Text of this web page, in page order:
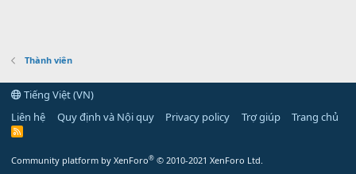
Thành viên
Tiếng Việt (VN)
Liên hệ
Quy định và Nội quy Privacy policy Trợ giúp Trang chủ
R
Community platform by XenForo® © 2010-2021 XenForo Ltd.